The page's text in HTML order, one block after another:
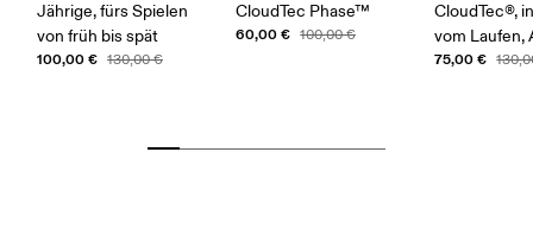
Jährige, fürs Spielen
von früh bis spät
100,00 € 130,00 €
CloudTec Phase™
60,00 € 100,00 €
CloudTec®,
vom Laufen,
75,00 €